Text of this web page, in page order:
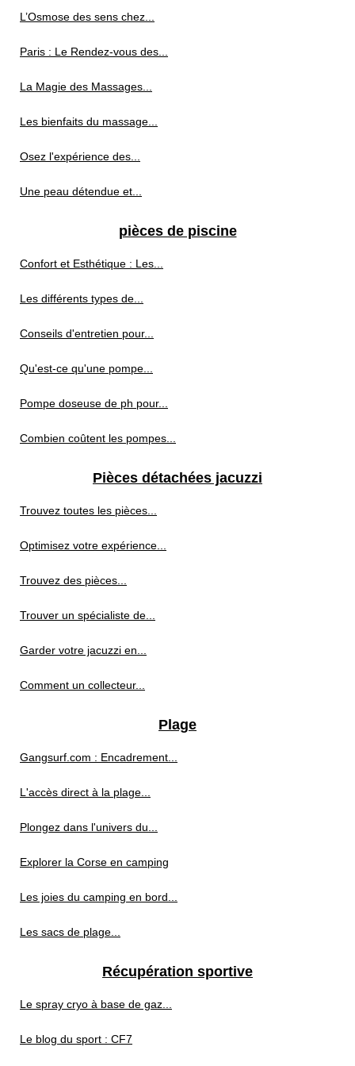
L’Osmose des sens chez...
Paris : Le Rendez-vous des...
La Magie des Massages...
Les bienfaits du massage...
Osez l'expérience des...
Une peau détendue et...
pièces de piscine
Confort et Esthétique : Les...
Les différents types de...
Conseils d'entretien pour...
Qu'est-ce qu'une pompe...
Pompe doseuse de ph pour...
Combien coûtent les pompes...
Pièces détachées jacuzzi
Trouvez toutes les pièces...
Optimisez votre expérience...
Trouvez des pièces...
Trouver un spécialiste de...
Garder votre jacuzzi en...
Comment un collecteur...
Plage
Gangsurf.com : Encadrement...
L'accès direct à la plage...
Plongez dans l'univers du...
Explorer la Corse en camping
Les joies du camping en bord...
Les sacs de plage...
Récupération sportive
Le spray cryo à base de gaz...
Le blog du sport : CF7